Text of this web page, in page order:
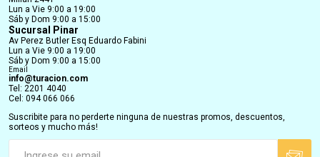
Lun a Vie 9:00 a 19:00
Sáb y Dom 9:00 a 15:00
Sucursal Pinar
Av Perez Butler Esq Eduardo Fabini
Lun a Vie 9:00 a 19:00
Sáb y Dom 9:00 a 15:00
Email
info@turacion.com
Tel: 2201 4040
Cel: 094 066 066
Suscribite para no perderte ninguna de nuestras promos, descuentos,
sorteos y mucho más!